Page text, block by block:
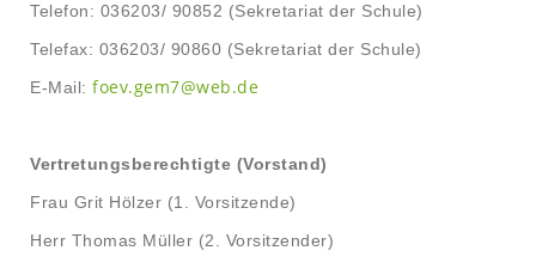
Telefon: 036203/ 90852 (Sekretariat der Schule)
Telefax: 036203/ 90860 (Sekretariat der Schule)
E-Mail: foev.gem7@web.de
Vertretungsberechtigte (Vorstand)
Frau Grit Hölzer (1. Vorsitzende)
Herr Thomas Müller (2. Vorsitzender)